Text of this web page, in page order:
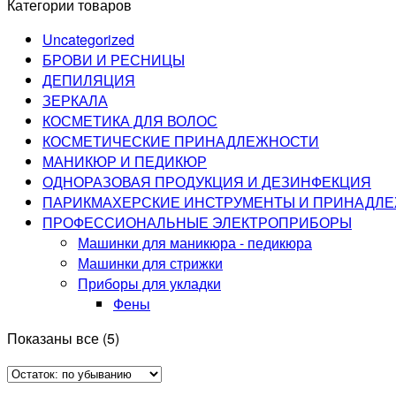
Категории товаров
Uncategorized
БРОВИ И РЕСНИЦЫ
ДЕПИЛЯЦИЯ
ЗЕРКАЛА
КОСМЕТИКА ДЛЯ ВОЛОС
КОСМЕТИЧЕСКИЕ ПРИНАДЛЕЖНОСТИ
МАНИКЮР И ПЕДИКЮР
ОДНОРАЗОВАЯ ПРОДУКЦИЯ И ДЕЗИНФЕКЦИЯ
ПАРИКМАХЕРСКИЕ ИНСТРУМЕНТЫ И
ПРОФЕССИОНАЛЬНЫЕ ЭЛЕКТРОПРИБОРЫ
Машинки для маникюра - педикюра
Машинки для стрижки
Приборы для укладки
Фены
Показаны все (5)